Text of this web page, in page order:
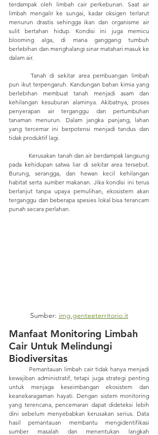
terdampak oleh limbah cair perkebunan. Saat air
limbah mengalir ke sungai, kadar oksigen terlarut
menurun drastis sehingga ikan dan organisme air
sulit bertahan hidup. Kondisi ini juga memicu
blooming alga, di mana ganggang tumbuh
berlebihan dan menghalangi sinar matahari masuk ke
dalam air.
pun ikut terpengaruh. Kandungan bahan kimia yang
berlebihan membuat tanah menjadi asam dan
kehilangan kesuburan alaminya. Akibatnya, proses
penyerapan air terganggu dan pertumbuhan
tanaman menurun. Dalam jangka panjang, lahan
yang tercemar ini berpotensi menjadi tandus dan
tidak produktif lagi.
pada kehidupan satwa liar di sekitar area tersebut.
Burung, serangga, dan hewan kecil kehilangan
habitat serta sumber makanan. Jika kondisi ini terus
berlanjut tanpa upaya pemulihan, ekosistem akan
terganggu dan beberapa spesies lokal bisa terancam
punah secara perlahan.
Sumber: img.genteeterritorio.it
Manfaat Monitoring Limbah
Cair Untuk Melindungi
Biodiversitas
kewajiban administratif, tetapi juga strategi penting
untuk menjaga keseimbangan ekosistem dan
keanekaragaman hayati. Dengan sistem monitoring
yang terencana, pencemaran dapat dideteksi lebih
dini sebelum menyebabkan kerusakan serius. Data
hasil pemantauan membantu mengidentifikasi
sumber masalah dan menentukan langkah